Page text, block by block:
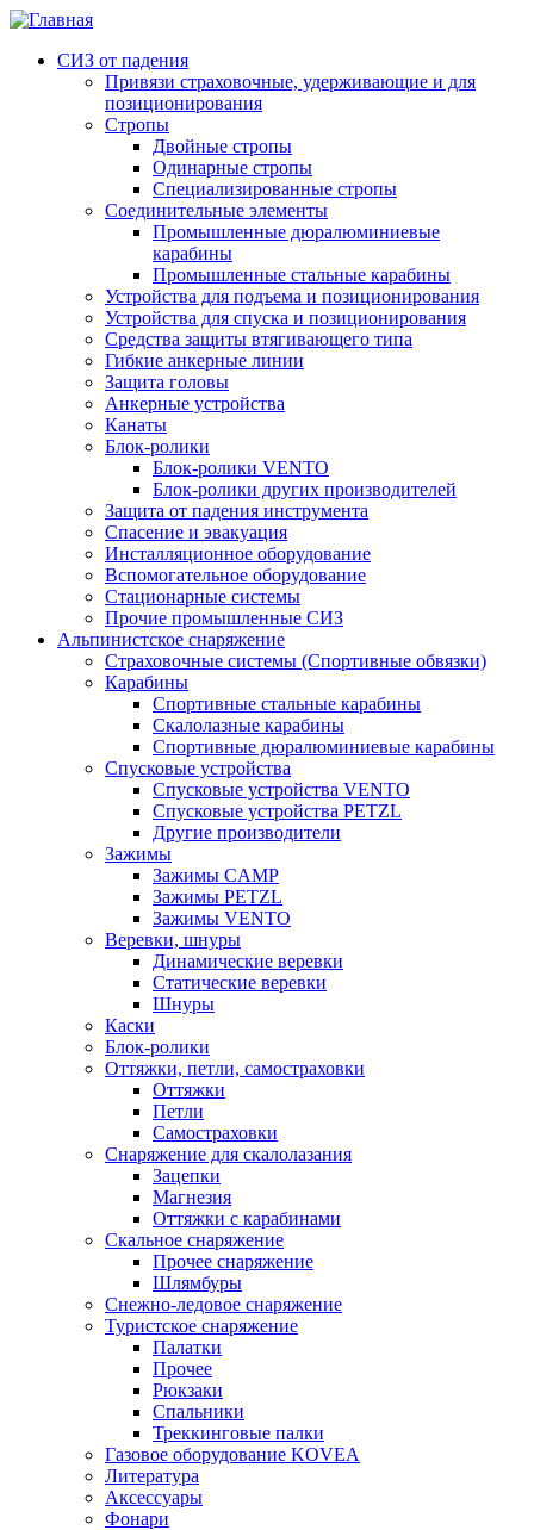
СИЗ от падения
Привязи страховочные, удерживающие и для
позиционирования
Стропы
Двойные стропы
Одинарные стропы
Специализированные стропы
Соединительные элементы
Промышленные дюралюминиевые
карабины
Промышленные стальные карабины
Устройства для подъема и позиционирования
Устройства для спуска и позиционирования
Средства защиты втягивающего типа
Гибкие анкерные линии
Защита головы
Анкерные устройства
Канаты
Блок-ролики
Блок-ролики VENTO
Блок-ролики других производителей
Защита от падения инструмента
Спасение и эвакуация
Инсталляционное оборудование
Вспомогательное оборудование
Стационарные системы
Прочие промышленные СИЗ
Альпинистское снаряжение
Страховочные системы (Спортивные обвязки)
Карабины
Спортивные стальные карабины
Скалолазные карабины
Спортивные дюралюминиевые карабины
Спусковые устройства
Спусковые устройства VENTO
Спусковые устройства PETZL
Другие производители
Зажимы
Зажимы CAMP
Зажимы PETZL
Зажимы VENTO
Веревки, шнуры
Динамические веревки
Статические веревки
Шнуры
Каски
Блок-ролики
Оттяжки, петли, самостраховки
Оттяжки
Петли
Самостраховки
Снаряжение для скалолазания
Зацепки
Магнезия
Оттяжки с карабинами
Скальное снаряжение
Прочее снаряжение
Шлямбуры
Снежно-ледовое снаряжение
Туристское снаряжение
Палатки
Прочее
Рюкзаки
Спальники
Треккинговые палки
Газовое оборудование KOVEA
Литература
Аксессуары
Фонари